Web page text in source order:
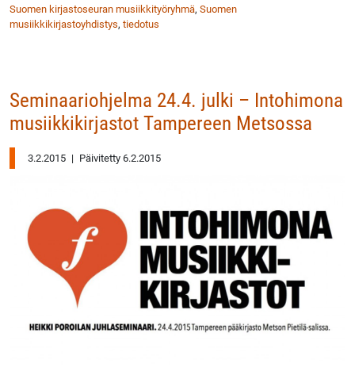
Suomen kirjastoseuran musiikkityöryhmä, Suomen
musiikkikirjastoyhdistys, tiedotus
Seminaariohjelma 24.4. julki – Intohimona
musiikkikirjastot Tampereen Metsossa
3.2.2015 | Päivitetty 6.2.2015